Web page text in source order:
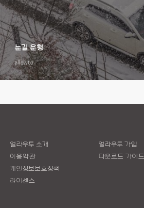
allowto
눈길 운행
얼라우투 소개
이용약관
개인정보보호정책
라이센스
얼라우투 가입
다운로드 가이드